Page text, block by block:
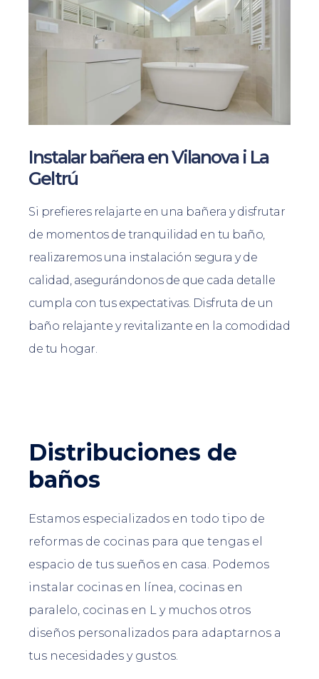
Instalar bañera en Vilanova i La
Geltrú
Si prefieres relajarte en una bañera y disfrutar
de momentos de tranquilidad en tu baño,
realizaremos una instalación segura y de
calidad, asegurándonos de que cada detalle
cumpla con tus expectativas. Disfruta de un
baño relajante y revitalizante en la comodidad
de tu hogar.
Distribuciones de
baños
Estamos especializados en todo tipo de
reformas de cocinas para que tengas el
espacio de tus sueños en casa. Podemos
instalar cocinas en línea, cocinas en
paralelo, cocinas en L y muchos otros
diseños personalizados para adaptarnos a
tus necesidades y gustos.